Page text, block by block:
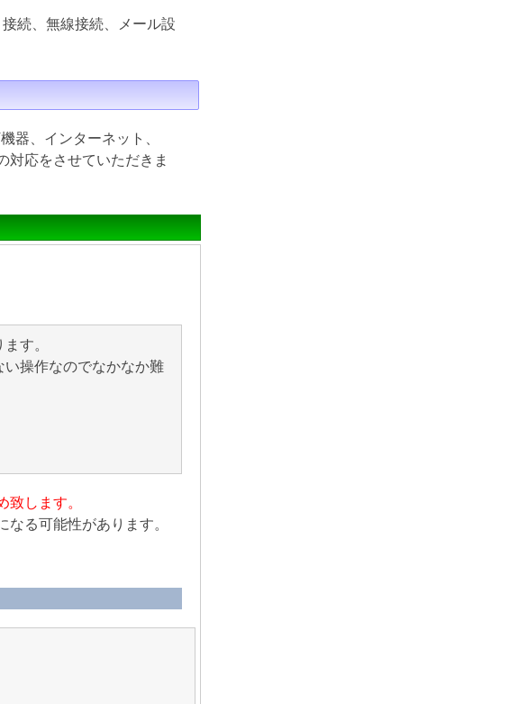
続、無線接続、メール設
器、インターネット、
対応をさせていただきま
す。
操作なのでなかなか難
します。
る可能性があります。